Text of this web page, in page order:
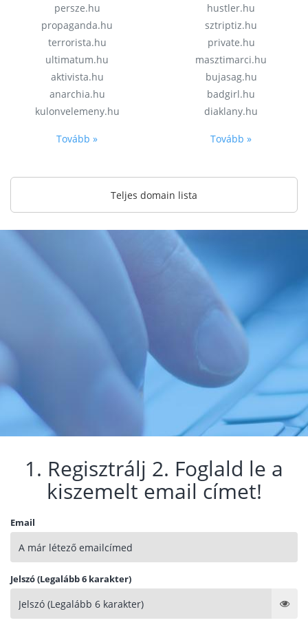
persze.hu
propaganda.hu
terrorista.hu
ultimatum.hu
aktivista.hu
anarchia.hu
kulonvelemeny.hu
Tovább »
hustler.hu
sztriptiz.hu
private.hu
masztimarci.hu
bujasag.hu
badgirl.hu
diaklany.hu
Tovább »
Teljes domain lista
1. Regisztrálj 2. Foglald le a
kiszemelt email címet!
Email
Jelszó (Legalább 6 karakter)